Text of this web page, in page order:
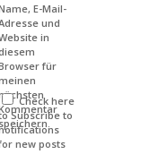
E-Mail-
und
in
für
Check here
Subscribe to
new posts